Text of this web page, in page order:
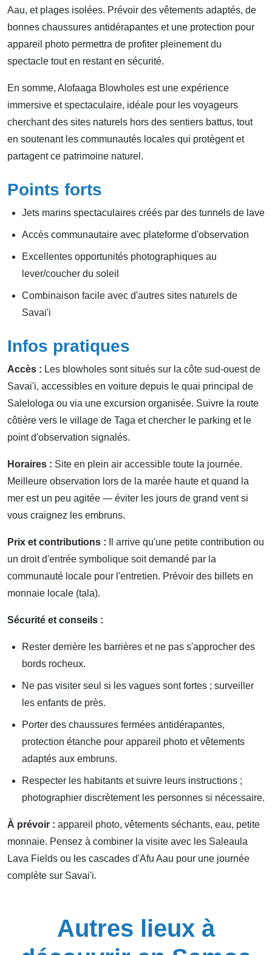
Aau, et plages isolées. Prévoir des vêtements adaptés, de
bonnes chaussures antidérapantes et une protection pour
appareil photo permettra de profiter pleinement du
spectacle tout en restant en sécurité.
En somme, Alofaaga Blowholes est une expérience
immersive et spectaculaire, idéale pour les voyageurs
cherchant des sites naturels hors des sentiers battus, tout
en soutenant les communautés locales qui protègent et
partagent ce patrimoine naturel.
Points forts
Jets marins spectaculaires créés par des tunnels de lave
Accès communautaire avec plateforme d'observation
Excellentes opportunités photographiques au
lever/coucher du soleil
Combinaison facile avec d'autres sites naturels de
Savai'i
Infos pratiques
Accès : Les blowholes sont situés sur la côte sud-ouest de
Savai'i, accessibles en voiture depuis le quai principal de
Salelologa ou via une excursion organisée. Suivre la route
côtière vers le village de Taga et chercher le parking et le
point d'observation signalés.
Horaires : Site en plein air accessible toute la journée.
Meilleure observation lors de la marée haute et quand la
mer est un peu agitée — éviter les jours de grand vent si
vous craignez les embruns.
Prix et contributions : Il arrive qu'une petite contribution ou
un droit d'entrée symbolique soit demandé par la
communauté locale pour l'entretien. Prévoir des billets en
monnaie locale (tala).
Sécurité et conseils :
Rester derrière les barrières et ne pas s'approcher des
bords rocheux.
Ne pas visiter seul si les vagues sont fortes ; surveiller
les enfants de près.
Porter des chaussures fermées antidérapantes,
protection étanche pour appareil photo et vêtements
adaptés aux embruns.
Respecter les habitants et suivre leurs instructions ;
photographier discrètement les personnes si nécessaire.
À prévoir : appareil photo, vêtements séchants, eau, petite
monnaie. Pensez à combiner la visite avec les Saleaula
Lava Fields ou les cascades d'Afu Aau pour une journée
complète sur Savai'i.
Autres lieux à